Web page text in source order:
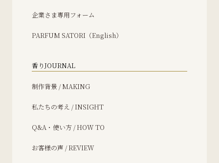
企業さま専用フォーム
PARFUM SATORI（English）
香りJOURNAL
制作背景 / MAKING
私たちの考え / INSIGHT
Q&A・使い方 / HOW TO
お客様の声 / REVIEW